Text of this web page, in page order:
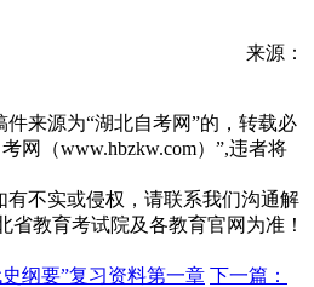
来源：
来源为“湖北自考网”的，转载必
网（www.hbzkw.com）”,违者将
有不实或侵权，请联系我们沟通解
省教育考试院及各教育官网为准！
纲要”复习资料第一章 下一篇：